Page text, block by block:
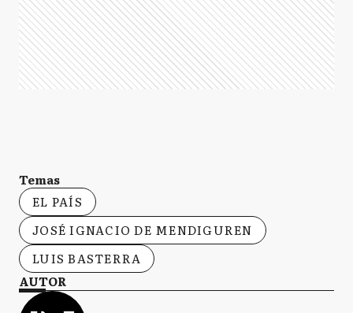
Temas
EL PAÍS
JOSÉ IGNACIO DE MENDIGUREN
LUIS BASTERRA
AUTOR